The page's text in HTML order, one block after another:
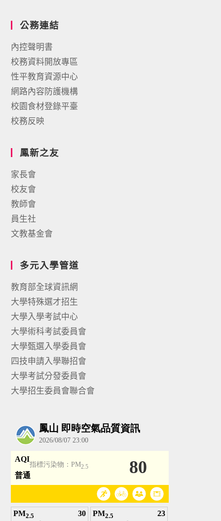
公務連結
內控聲明書
校務資料開放專區
性平教育資源中心
網路內容防護機構
校園食材登錄平臺
校務反映
鳳新之友
家長會
校友會
教師會
員生社
文教基金會
多元入學管道
教育部全球資訊網
大學特殊選才招生
大學入學考試中心
大學術科考試委員會
大學甄選入學委員會
四技申請入學聯招會
大學考試分發委員會
大學招生委員會聯合會